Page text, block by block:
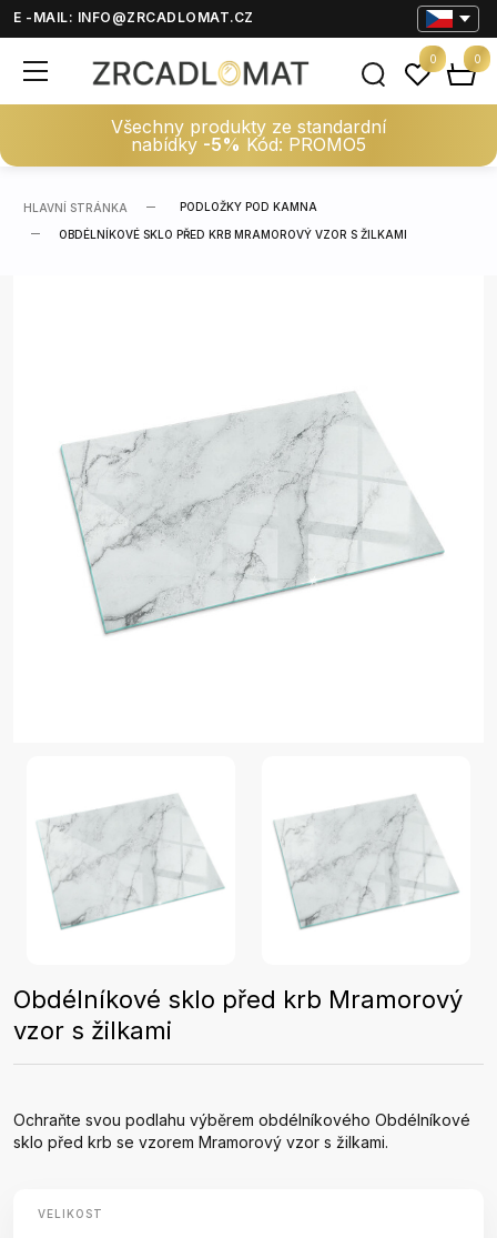
E -MAIL: INFO@ZRCADLOMAT.CZ
Všechny produkty ze standardní
nabídky -5% Kód: PROMO5
0 0
HLAVNÍ STRÁNKA PODLOŽKY POD KAMNA
OBDÉLNÍKOVÉ SKLO PŘED KRB MRAMOROVÝ VZOR S ŽILKAMI
Obdélníkové sklo před krb Mramorový
vzor s žilkami
Ochraňte svou podlahu výběrem obdélníkového Obdélníkové
sklo před krb se vzorem Mramorový vzor s žilkami.
VELIKOST